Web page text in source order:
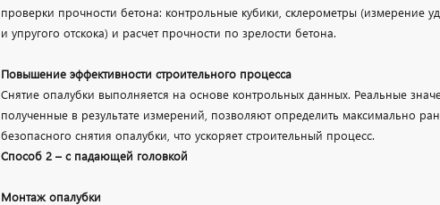
проверки прочности бетона: контрольные кубики, склерометры (измерение
и упругого отскока) и расчет прочности по зрелости бетона.
Повышение эффективности строительного процесса
Снятие опалубки выполняется на основе контрольных данных. Реальные
полученные в результате измерений, позволяют определить максимально
безопасного снятия опалубки, что ускоряет строительный процесс.
Способ 2 – с падающей головкой
Монтаж опалубки